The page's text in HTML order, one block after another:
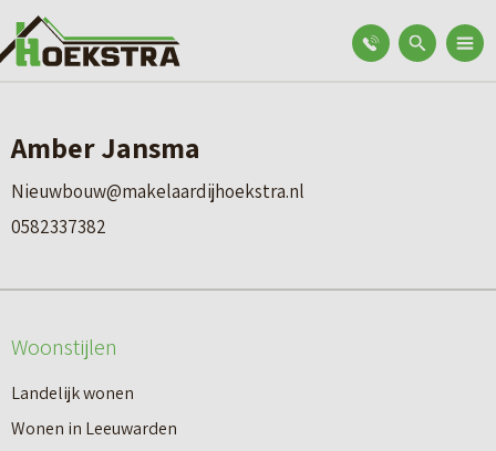
Amber Jansma
Nieuwbouw@makelaardijhoekstra.nl
0582337382
Woonstijlen
Landelijk wonen
Wonen in Leeuwarden